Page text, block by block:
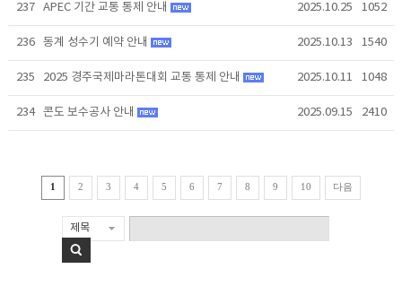
237 APEC 기간 교통 통제 안내 2025.10.25 1052
236 동계 성수기 예약 안내 2025.10.13 1540
235 2025 경주국제마라톤대회 교통 통제 안내 2025.10.11 1048
234 콘도 보수공사 안내 2025.09.15 2410
1 2 3 4 5 6 7 8 9 10 다음
제목